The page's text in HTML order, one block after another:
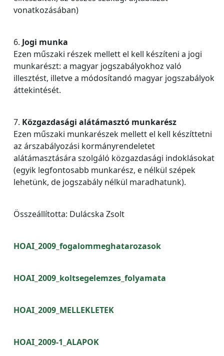
vonatkozásában)
6. Jogi munka
Ezen műszaki részek mellett el kell készíteni a jogi
munkarészt: a magyar jogszabályokhoz való
illesztést, illetve a módosítandó magyar jogszabályok
áttekintését.
7. Közgazdasági alátámasztó munkarész
Ezen műszaki munkarészek mellett el kell készíttetni
az árszabályozási kormányrendeletet
alátámasztására szolgáló közgazdasági indoklásokat
(egyik legfontosabb munkarész, e nélkül szépek
lehetünk, de jogszabály nélkül maradhatunk).
Összeállította: Dulácska Zsolt
HOAI_2009_fogalommeghatarozasok
HOAI_2009_koltsegelemzes_folyamata
HOAI_2009_MELLEKLETEK
HOAI_2009-1_ALAPOK